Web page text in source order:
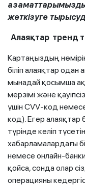
жеткізуге
Алаяқтар тренд т
Картаңыздың
біліп алаяқтар одан
мынадай қосымша
мерзімі және
үшін CVV-код
код). Егер алаяқтар
түрінде келіп
хабарламалардағы
немесе онлайн-
қойса, сонда олар
операцияны